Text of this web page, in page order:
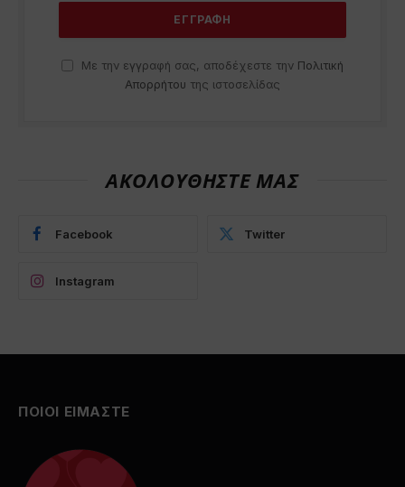
Με την εγγραφή σας, αποδέχεστε την Πολιτική
Απορρήτου της ιστοσελίδας
ΑΚΟΛΟΥΘΗΣΤΕ ΜΑΣ
Facebook Twitter
Instagram
ΠΟΙΟΙ ΕΙΜΑΣΤΕ